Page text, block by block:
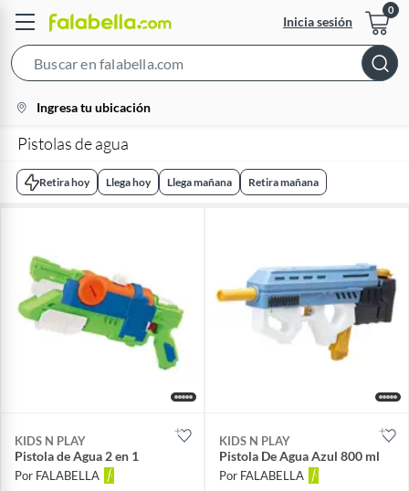
Inicia sesión
Bar
location-
icon
Ingresa tu ubicación
Pistolas de agua
Retira hoy Llega hoy Llega mañana Retira mañana
KIDS N PLAY
Pistola de Agua 2 en 1
Por FALABELLA
KIDS N PLAY
Pistola De Agua Azul 800 ml
Por FALABELLA